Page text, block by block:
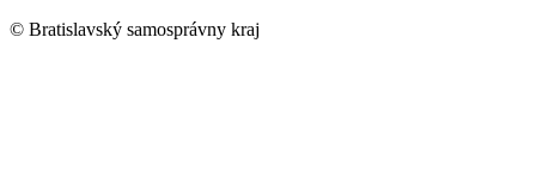
© Bratislavský samosprávny kraj